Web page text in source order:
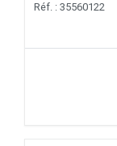
Réf. : 35560122